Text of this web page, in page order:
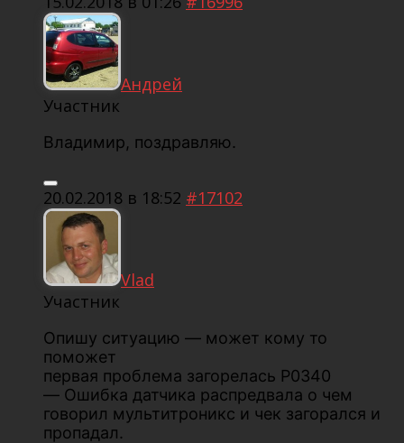
Андрей
Участник
Владимир, поздравляю.
20.02.2018 в 18:52 #17102
Vlad
Участник
Опишу ситуацию — может кому то
поможет
первая проблема загорелась P0340
— Ошибка датчика распредвала о чем
говорил мультитроникс и чек загорался и
пропадал.